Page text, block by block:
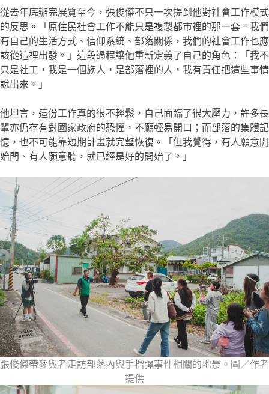
從去年底辦完展覽至今，張俊傑不只一次提到他對社會工作模式
的反思。「原住民社會工作不能只是複製都市裡的那一套。我們
有自己的生活方式、信仰系統、部落關係，我們的社會工作也應
該從這裡出發。」這段過程讓他重新定義了自己的角色：「我不
只是社工，我是一個族人，是部落裡的人，我有責任把這些事情
說出來。」
他坦言，這份工作真的很不輕鬆，自己面臨了很大壓力，許多長
輩亦仍存有對國家政府的恐懼，不願輕易開口；而部落的集體記
憶，也不可能靠短期計畫就完整恢復。「但我覺得，有人願意開
始問、有人願意聽，就已經是好的開始了。」
張俊傑帶參與者走訪部落內與手榴彈事件相關的地景。圖／作者
提供